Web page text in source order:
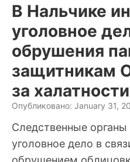
В Нальчике
уголовное
обрушения
защитникам
за
Опубликовано: January 31,
Следственные
уголовное дело в